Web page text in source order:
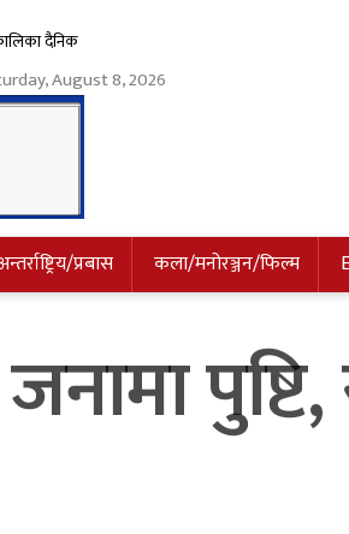
August 8, 2026
प्रबास कला/मनोरञ्जन/फिल्म